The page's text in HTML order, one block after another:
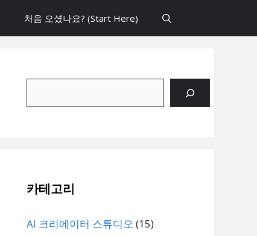
처음 오셨나요? (Start Here)
카테고리
AI 크리에이터 스튜디오 (15)